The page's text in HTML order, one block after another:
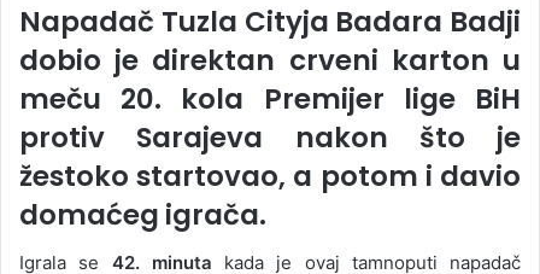
Napadač Tuzla Cityja Badara Badji
dobio je direktan crveni karton u
meču 20. kola Premijer lige BiH
protiv Sarajeva nakon što je
žestoko startovao, a potom i davio
domaćeg igrača.
Igrala se 42. minuta kada je ovaj tamnoputi napadač